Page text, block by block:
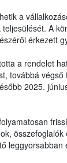
a
A
érkezett
a rendelet
továbbá végső
2025.
összefoglalók
leggyorsabban